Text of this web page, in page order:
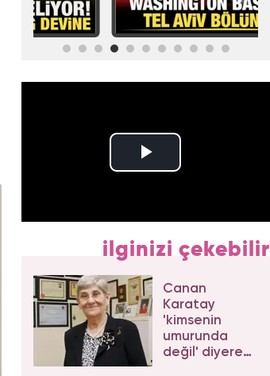
ilginizi çekebilir
Canan
Karatay
'kimsenin
umurunda
değil' diyerek